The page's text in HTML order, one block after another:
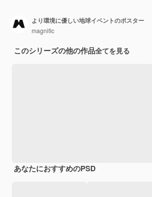
より環境に優しい地球イベントのポスター
magnific
このシリーズの他の作品全てを見る
あなたにおすすめのPSD